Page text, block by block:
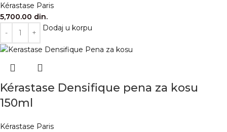
Kérastase Paris
5,700.00 din.
Dodaj u korpu
Kérastase Densifique pena za kosu
150ml
Kérastase Paris